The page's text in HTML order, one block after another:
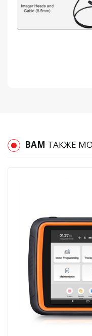
ВАМ ТАКЖЕ